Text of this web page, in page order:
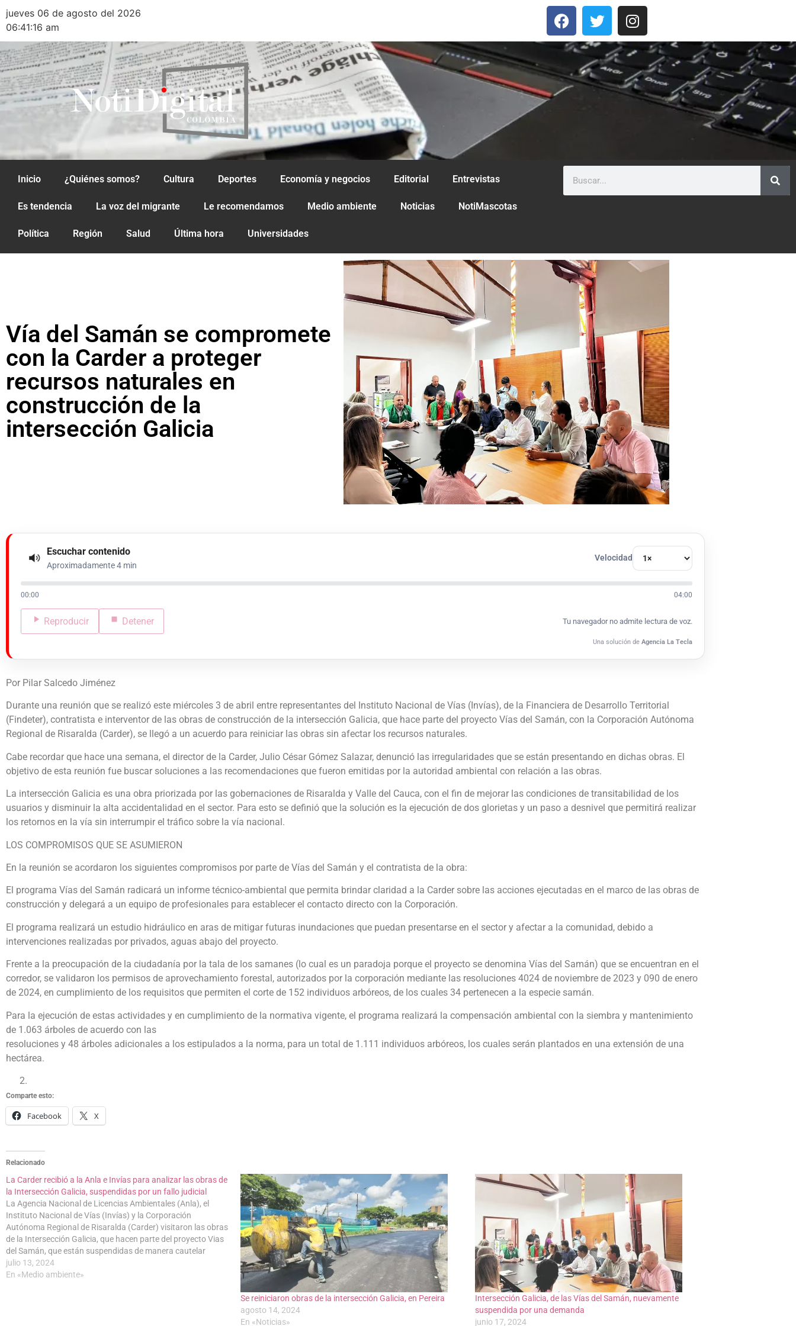
jueves 06 de agosto del 2026
06:41:16 am
Inicio ¿Quiénes somos? Cultura Deportes Economía y negocios Editorial Entrevistas
Es tendencia La voz del migrante Le recomendamos Medio ambiente Noticias NotiMascotas
Política Región Salud Última hora Universidades
Vía del Samán se compromete
con la Carder a proteger
recursos naturales en
construcción de la
intersección Galicia
Escuchar contenido
Aproximadamente 4 min
Velocidad
00:00 04:00
Reproducir Detener Tu navegador no admite lectura de voz.
Una solución de Agencia La Tecla
Por Pilar Salcedo Jiménez
Durante una reunión que se realizó este miércoles 3 de abril entre representantes del Instituto Nacional de Vías (Invías), de la Financiera de Desarrollo Territorial
(Findeter), contratista e interventor de las obras de construcción de la intersección Galicia, que hace parte del proyecto Vías del Samán, con la Corporación Autónoma
Regional de Risaralda (Carder), se llegó a un acuerdo para reiniciar las obras sin afectar los recursos naturales.
Cabe recordar que hace una semana, el director de la Carder, Julio César Gómez Salazar, denunció las irregularidades que se están presentando en dichas obras. El
objetivo de esta reunión fue buscar soluciones a las recomendaciones que fueron emitidas por la autoridad ambiental con relación a las obras.
La intersección Galicia es una obra priorizada por las gobernaciones de Risaralda y Valle del Cauca, con el fin de mejorar las condiciones de transitabilidad de los
usuarios y disminuir la alta accidentalidad en el sector. Para esto se definió que la solución es la ejecución de dos glorietas y un paso a desnivel que permitirá realizar
los retornos en la vía sin interrumpir el tráfico sobre la vía nacional.
LOS COMPROMISOS QUE SE ASUMIERON
En la reunión se acordaron los siguientes compromisos por parte de Vías del Samán y el contratista de la obra:
El programa Vías del Samán radicará un informe técnico-ambiental que permita brindar claridad a la Carder sobre las acciones ejecutadas en el marco de las obras de
construcción y delegará a un equipo de profesionales para establecer el contacto directo con la Corporación.
El programa realizará un estudio hidráulico en aras de mitigar futuras inundaciones que puedan presentarse en el sector y afectar a la comunidad, debido a
intervenciones realizadas por privados, aguas abajo del proyecto.
Frente a la preocupación de la ciudadanía por la tala de los samanes (lo cual es un paradoja porque el proyecto se denomina Vías del Samán) que se encuentran en el
corredor, se validaron los permisos de aprovechamiento forestal, autorizados por la corporación mediante las resoluciones 4024 de noviembre de 2023 y 090 de enero
de 2024, en cumplimiento de los requisitos que permiten el corte de 152 individuos arbóreos, de los cuales 34 pertenecen a la especie samán.
Para la ejecución de estas actividades y en cumplimiento de la normativa vigente, el programa realizará la compensación ambiental con la siembra y mantenimiento
de 1.063 árboles de acuerdo con las
resoluciones y 48 árboles adicionales a los estipulados a la norma, para un total de 1.111 individuos arbóreos, los cuales serán plantados en una extensión de una
hectárea.
Comparte esto:
Facebook X
Relacionado
La Carder recibió a la Anla e Invías para analizar las obras de
la Intersección Galicia, suspendidas por un fallo judicial
La Agencia Nacional de Licencias Ambientales (Anla), el
Instituto Nacional de Vías (Invías) y la Corporación
Autónoma Regional de Risaralda (Carder) visitaron las obras
de la Intersección Galicia, que hacen parte del proyecto Vias
del Samán, que están suspendidas de manera cautelar
debido a un fallo judicial. Las Vías del…
julio 13, 2024
En «Medio ambiente»
Se reiniciaron obras de la intersección Galicia, en Pereira
agosto 14, 2024
En «Noticias»
Intersección Galicia, de las Vías del Samán, nuevamente
suspendida por una demanda
junio 17, 2024